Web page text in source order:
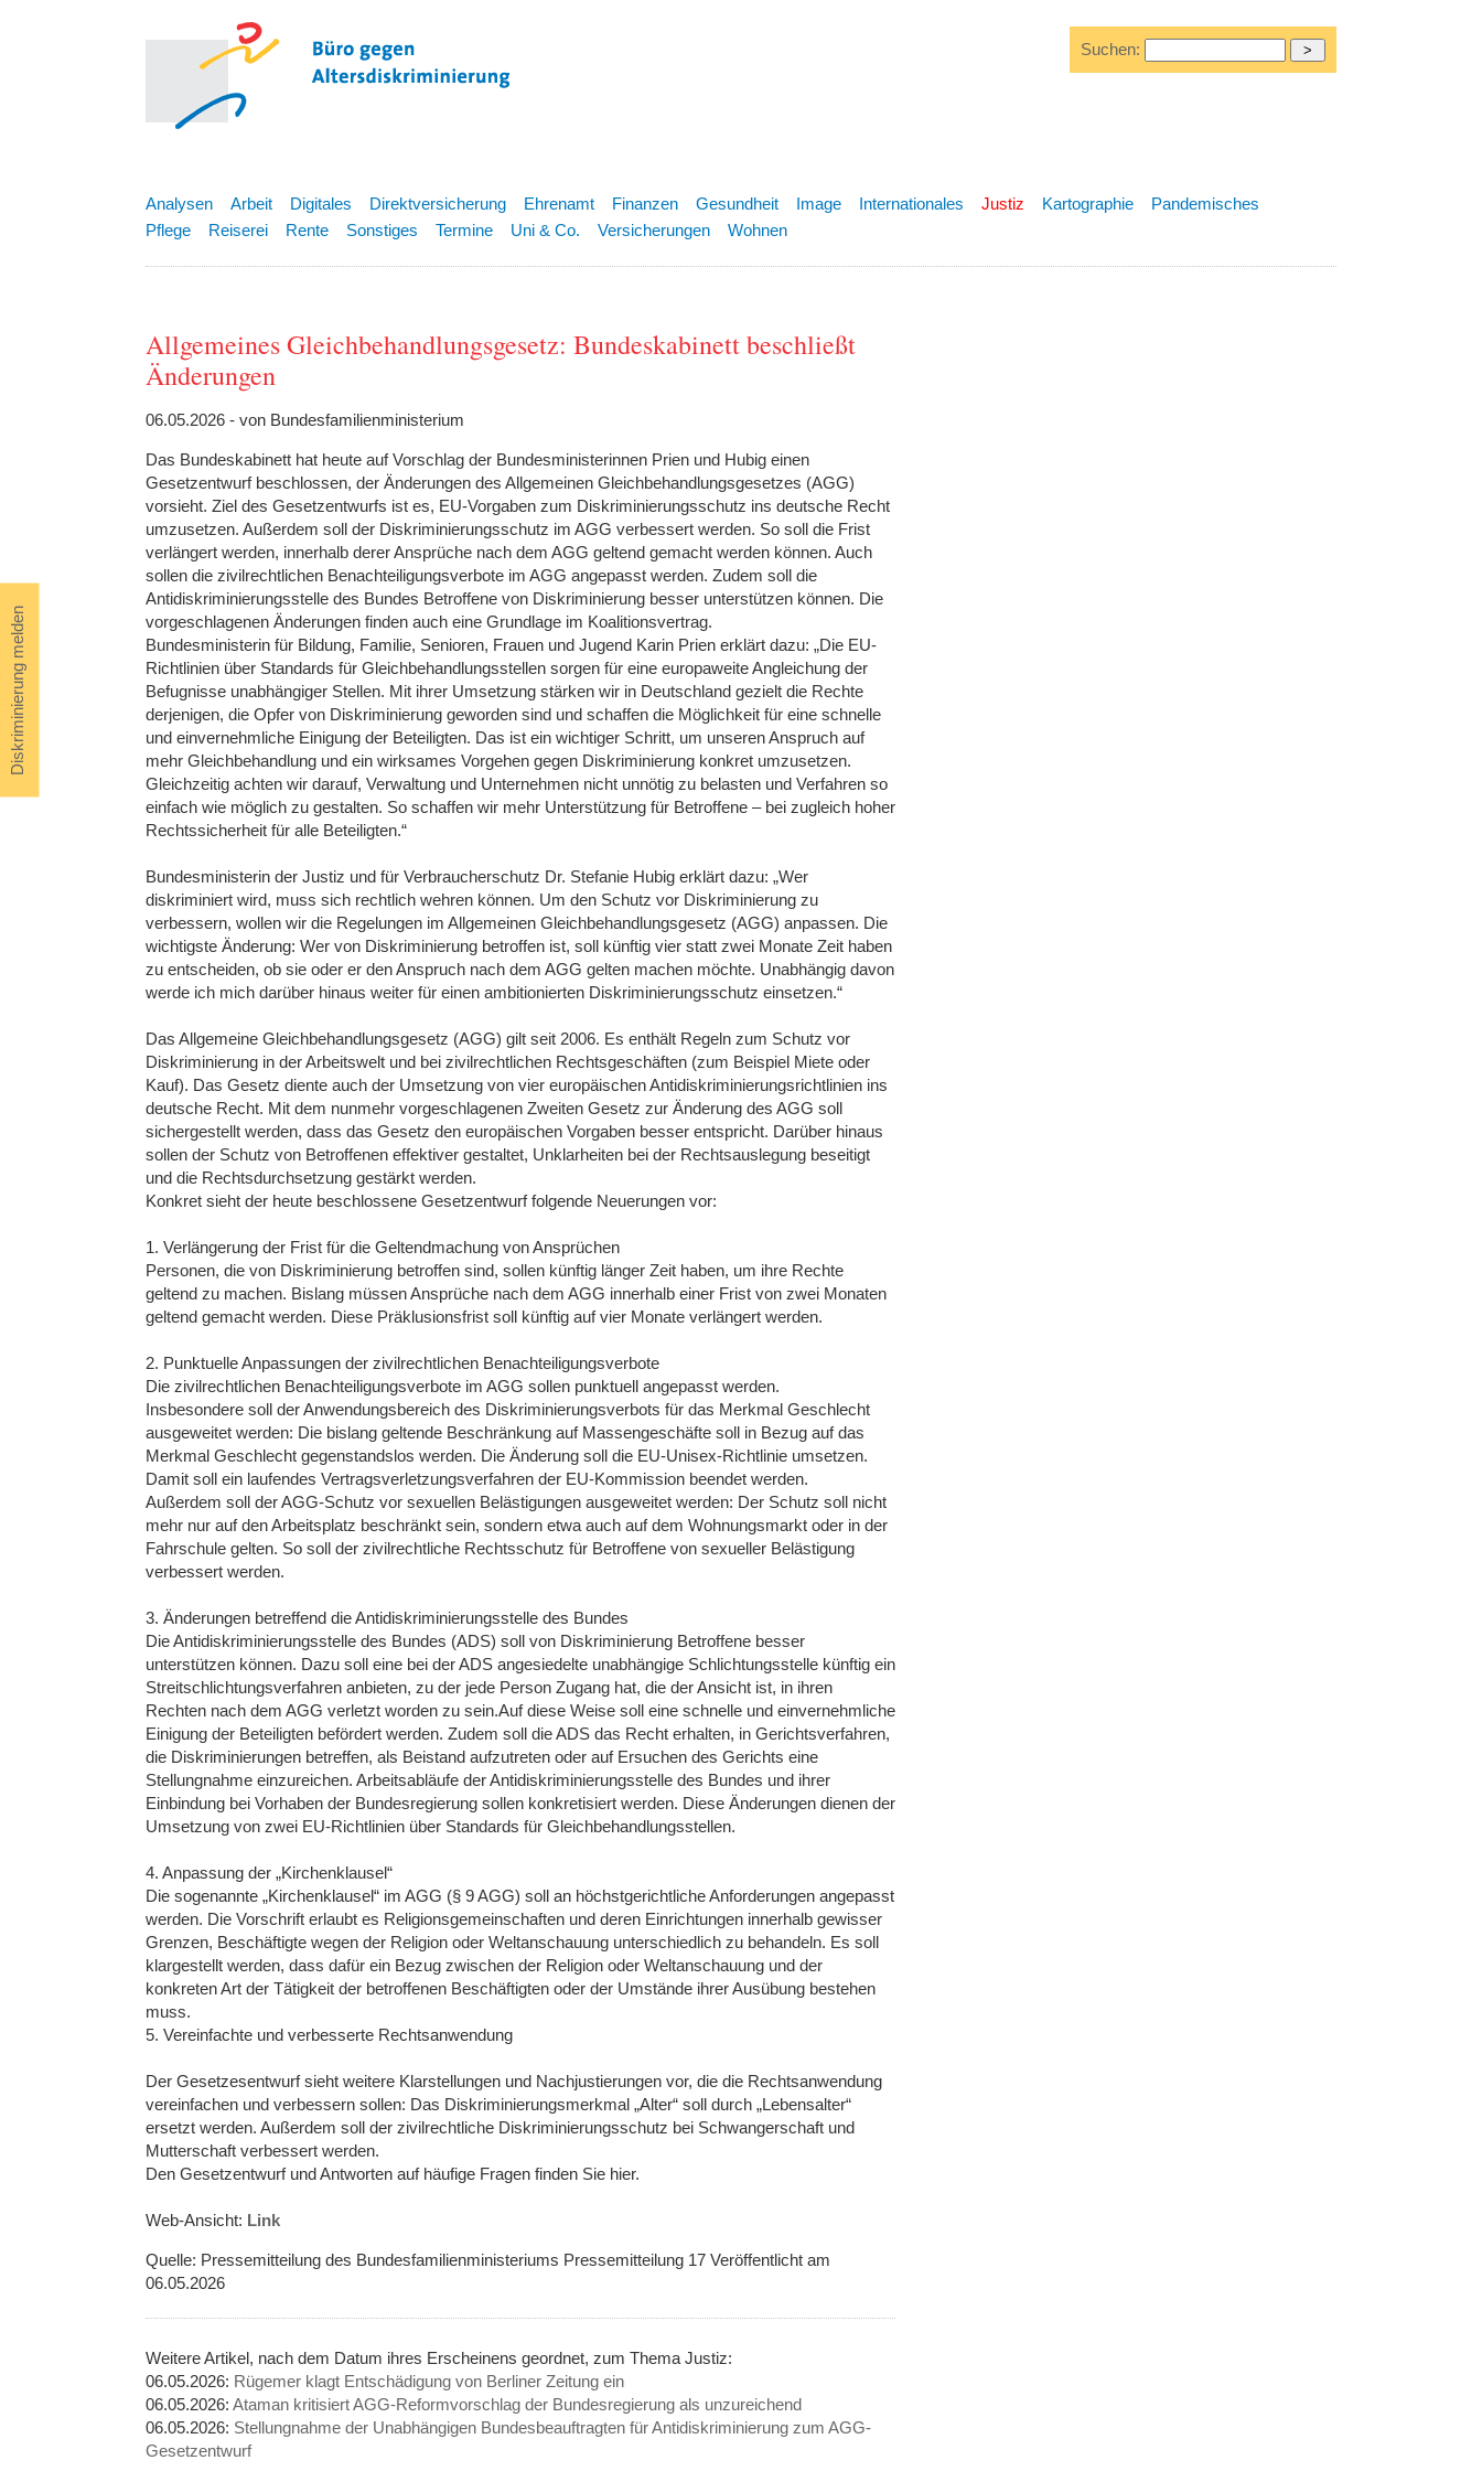
Diskriminierung melden
Suchen:
Analysen Arbeit Digitales Direktversicherung Ehrenamt Finanzen Gesundheit Image Internationales Justiz Kartographie
Pandemisches
Pflege
Reiserei Rente Sonstiges Termine Uni & Co. Versicherungen Wohnen
Allgemeines Gleichbehandlungsgesetz: Bundeskabinett beschließt
Änderungen
06.05.2026 - von Bundesfamilienministerium
Das Bundeskabinett hat heute auf Vorschlag der Bundesministerinnen Prien und Hubig einen
Gesetzentwurf beschlossen, der Änderungen des Allgemeinen Gleichbehandlungsgesetzes (AGG)
vorsieht. Ziel des Gesetzentwurfs ist es, EU-Vorgaben zum Diskriminierungsschutz ins deutsche Recht
umzusetzen. Außerdem soll der Diskriminierungsschutz im AGG verbessert werden. So soll die Frist
verlängert werden, innerhalb derer Ansprüche nach dem AGG geltend gemacht werden können. Auch
sollen die zivilrechtlichen Benachteiligungsverbote im AGG angepasst werden. Zudem soll die
Antidiskriminierungsstelle des Bundes Betroffene von Diskriminierung besser unterstützen können. Die
vorgeschlagenen Änderungen finden auch eine Grundlage im Koalitionsvertrag.
Bundesministerin für Bildung, Familie, Senioren, Frauen und Jugend Karin Prien erklärt dazu: „Die EU-
Richtlinien über Standards für Gleichbehandlungsstellen sorgen für eine europaweite Angleichung der
Befugnisse unabhängiger Stellen. Mit ihrer Umsetzung stärken wir in Deutschland gezielt die Rechte
derjenigen, die Opfer von Diskriminierung geworden sind und schaffen die Möglichkeit für eine schnelle
und einvernehmliche Einigung der Beteiligten. Das ist ein wichtiger Schritt, um unseren Anspruch auf
mehr Gleichbehandlung und ein wirksames Vorgehen gegen Diskriminierung konkret umzusetzen.
Gleichzeitig achten wir darauf, Verwaltung und Unternehmen nicht unnötig zu belasten und Verfahren so
einfach wie möglich zu gestalten. So schaffen wir mehr Unterstützung für Betroffene – bei zugleich hoher
Rechtssicherheit für alle Beteiligten.“
Bundesministerin der Justiz und für Verbraucherschutz Dr. Stefanie Hubig erklärt dazu: „Wer
diskriminiert wird, muss sich rechtlich wehren können. Um den Schutz vor Diskriminierung zu
verbessern, wollen wir die Regelungen im Allgemeinen Gleichbehandlungsgesetz (AGG) anpassen. Die
wichtigste Änderung: Wer von Diskriminierung betroffen ist, soll künftig vier statt zwei Monate Zeit haben
zu entscheiden, ob sie oder er den Anspruch nach dem AGG gelten machen möchte. Unabhängig davon
werde ich mich darüber hinaus weiter für einen ambitionierten Diskriminierungsschutz einsetzen.“
Das Allgemeine Gleichbehandlungsgesetz (AGG) gilt seit 2006. Es enthält Regeln zum Schutz vor
Diskriminierung in der Arbeitswelt und bei zivilrechtlichen Rechtsgeschäften (zum Beispiel Miete oder
Kauf). Das Gesetz diente auch der Umsetzung von vier europäischen Antidiskriminierungsrichtlinien ins
deutsche Recht. Mit dem nunmehr vorgeschlagenen Zweiten Gesetz zur Änderung des AGG soll
sichergestellt werden, dass das Gesetz den europäischen Vorgaben besser entspricht. Darüber hinaus
sollen der Schutz von Betroffenen effektiver gestaltet, Unklarheiten bei der Rechtsauslegung beseitigt
und die Rechtsdurchsetzung gestärkt werden.
Konkret sieht der heute beschlossene Gesetzentwurf folgende Neuerungen vor:
1. Verlängerung der Frist für die Geltendmachung von Ansprüchen
Personen, die von Diskriminierung betroffen sind, sollen künftig länger Zeit haben, um ihre Rechte
geltend zu machen. Bislang müssen Ansprüche nach dem AGG innerhalb einer Frist von zwei Monaten
geltend gemacht werden. Diese Präklusionsfrist soll künftig auf vier Monate verlängert werden.
2. Punktuelle Anpassungen der zivilrechtlichen Benachteiligungsverbote
Die zivilrechtlichen Benachteiligungsverbote im AGG sollen punktuell angepasst werden.
Insbesondere soll der Anwendungsbereich des Diskriminierungsverbots für das Merkmal Geschlecht
ausgeweitet werden: Die bislang geltende Beschränkung auf Massengeschäfte soll in Bezug auf das
Merkmal Geschlecht gegenstandslos werden. Die Änderung soll die EU-Unisex-Richtlinie umsetzen.
Damit soll ein laufendes Vertragsverletzungsverfahren der EU-Kommission beendet werden.
Außerdem soll der AGG-Schutz vor sexuellen Belästigungen ausgeweitet werden: Der Schutz soll nicht
mehr nur auf den Arbeitsplatz beschränkt sein, sondern etwa auch auf dem Wohnungsmarkt oder in der
Fahrschule gelten. So soll der zivilrechtliche Rechtsschutz für Betroffene von sexueller Belästigung
verbessert werden.
3. Änderungen betreffend die Antidiskriminierungsstelle des Bundes
Die Antidiskriminierungsstelle des Bundes (ADS) soll von Diskriminierung Betroffene besser
unterstützen können. Dazu soll eine bei der ADS angesiedelte unabhängige Schlichtungsstelle künftig ein
Streitschlichtungsverfahren anbieten, zu der jede Person Zugang hat, die der Ansicht ist, in ihren
Rechten nach dem AGG verletzt worden zu sein.Auf diese Weise soll eine schnelle und einvernehmliche
Einigung der Beteiligten befördert werden. Zudem soll die ADS das Recht erhalten, in Gerichtsverfahren,
die Diskriminierungen betreffen, als Beistand aufzutreten oder auf Ersuchen des Gerichts eine
Stellungnahme einzureichen. Arbeitsabläufe der Antidiskriminierungsstelle des Bundes und ihrer
Einbindung bei Vorhaben der Bundesregierung sollen konkretisiert werden. Diese Änderungen dienen der
Umsetzung von zwei EU-Richtlinien über Standards für Gleichbehandlungsstellen.
4. Anpassung der „Kirchenklausel“
Die sogenannte „Kirchenklausel“ im AGG (§ 9 AGG) soll an höchstgerichtliche Anforderungen angepasst
werden. Die Vorschrift erlaubt es Religionsgemeinschaften und deren Einrichtungen innerhalb gewisser
Grenzen, Beschäftigte wegen der Religion oder Weltanschauung unterschiedlich zu behandeln. Es soll
klargestellt werden, dass dafür ein Bezug zwischen der Religion oder Weltanschauung und der
konkreten Art der Tätigkeit der betroffenen Beschäftigten oder der Umstände ihrer Ausübung bestehen
muss.
5. Vereinfachte und verbesserte Rechtsanwendung
Der Gesetzesentwurf sieht weitere Klarstellungen und Nachjustierungen vor, die die Rechtsanwendung
vereinfachen und verbessern sollen: Das Diskriminierungsmerkmal „Alter“ soll durch „Lebensalter“
ersetzt werden. Außerdem soll der zivilrechtliche Diskriminierungsschutz bei Schwangerschaft und
Mutterschaft verbessert werden.
Den Gesetzentwurf und Antworten auf häufige Fragen finden Sie hier.
Web-Ansicht: Link
Quelle: Pressemitteilung des Bundesfamilienministeriums Pressemitteilung 17 Veröffentlicht am
06.05.2026
Weitere Artikel, nach dem Datum ihres Erscheinens geordnet, zum Thema Justiz:
06.05.2026: Rügemer klagt Entschädigung von Berliner Zeitung ein
06.05.2026: Ataman kritisiert AGG-Reformvorschlag der Bundesregierung als unzureichend
06.05.2026: Stellungnahme der Unabhängigen Bundesbeauftragten für Antidiskriminierung zum AGG-
Gesetzentwurf